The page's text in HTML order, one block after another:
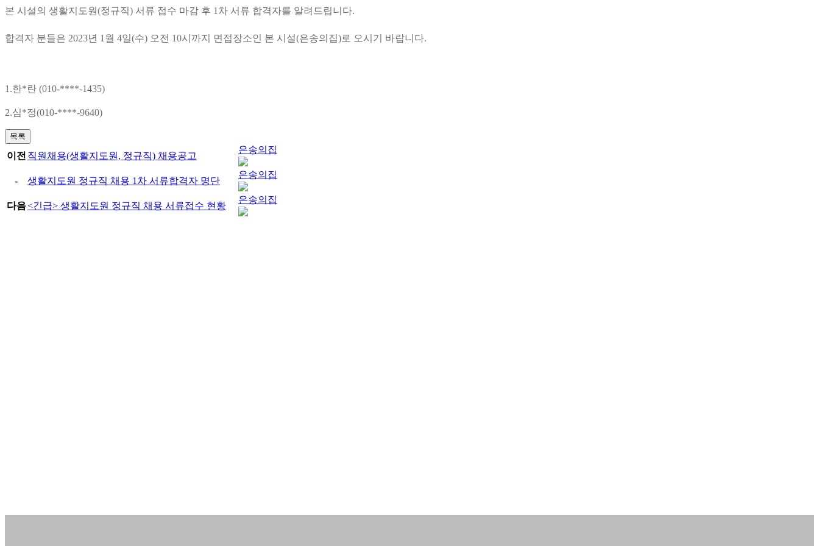
본 시설의 생활지도원(정규직) 서류 접수 마감 후 1 차 서류 합격자를 알려드립니다.
합격자 분들은 2023년 1 월 4일(수) 오전 10시 까지 면접장소인 본 시설(은송의집)로 오시기 바랍니다.
1.한*란 (010-****-1435)
2.심*정(010-****-9640)
목록
이전 직원채용(생활지도원, 정규직) 채용공고
은송의집
- 생활지도원 정규직 채용 1차 서류합격자 명단
은송의집
다음<긴급> 생활지도원 정규직 채용 서류접수 현황
은송의집